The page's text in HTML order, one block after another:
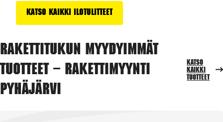
Katso kaikki ilotulitteet
Rakettitukun myydyimmät
tuotteet – Rakettimyynti
Pyhäjärvi
Katso
kaikki
tuotteet